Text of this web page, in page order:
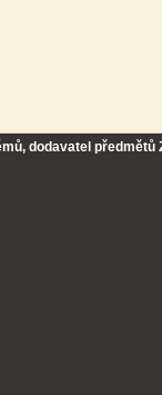
dodavatel předmětů